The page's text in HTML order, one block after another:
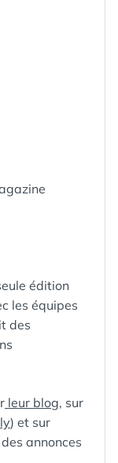
édition
les équipes
des
leur blog, sur
) et sur
annonces